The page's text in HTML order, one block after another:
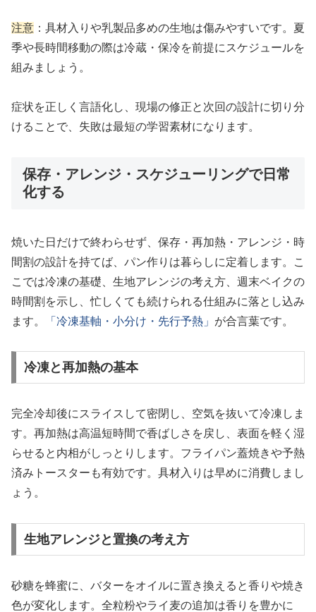
注意 ：具材入りや乳製品多めの生地は傷みやすいです。夏
季や長時間移動の際は冷蔵・保冷を前提にスケジュールを
組みましょう。
症状を正しく言語化し、現場の修正と次回の設計に切り分
けることで、失敗は最短の学習素材になります。
保存・アレンジ・スケジューリングで日常
化する
焼いた日だけで終わらせず、保存・再加熱・アレンジ・時
間割の設計を持てば、パン作りは暮らしに定着します。こ
こでは冷凍の基礎、生地アレンジの考え方、週末ベイクの
時間割を示し、忙しくても続けられる仕組みに落とし込み
ます。
「冷凍基軸・小分け・先行予熱」 が合言葉です。
冷凍と再加熱の基本
完全冷却後にスライスして密閉し、空気を抜いて冷凍しま
す。再加熱は高温短時間で香ばしさを戻し、表面を軽く湿
らせると内相がしっとりします。フライパン蓋焼きや予熱
済みトースターも有効です。具材入りは早めに消費しまし
ょう。
生地アレンジと置換の考え方
砂糖を蜂蜜に、バターをオイルに置き換えると香りや焼き
色が変化します。全粒粉やライ麦の追加は香りを豊かに